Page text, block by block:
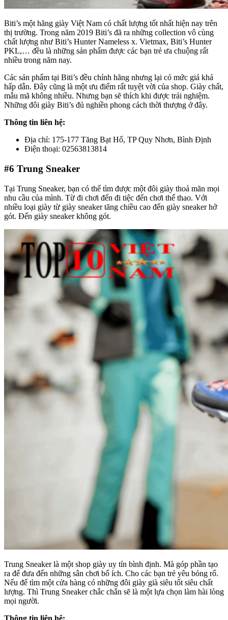
Biti’s một hãng giày Việt Nam có chất lượng tốt nhất hiện nay trên
thị trường. Trong năm 2019 Biti’s đã ra những collection vô cùng
chất lượng như Biti’s Hunter Nameless x. Vietmax, Biti’s Hunter
PKL,… đều là những sản phẩm được các bạn trẻ ưa chuộng rất
nhiều trong năm nay.
Các sản phẩm tại Biti’s đều chính hãng nhưng lại có mức giá khá
hấp dẫn. Đây cũng là một ưu điểm rất tuyệt vời của shop. Giày chất,
mẫu mã không nhiều. Nhưng bạn sẽ thích khi được trải nghiệm.
Những đôi giày Biti’s đủ nghiền phong cách thời thượng ở đây.
Thông tin liên hệ:
Địa chỉ: 175-177 Tăng Bạt Hổ, TP Quy Nhơn, Bình Định
Điện thoại: 02563813814
#6 Trung Sneaker
Tại Trung Sneaker, bạn có thể tìm được một đôi giày thoả mãn mọi
nhu cầu của mình. Từ đi chơi đến đi tiệc đến chơi thể thao. Với
nhiều loại giày từ giày sneaker tăng chiều cao đến giày sneaker hở
gót. Đến giày sneaker không gót.
Trung Sneaker là một shop giày uy tín bình định. Mà góp phần tạo
ra để đưa đến những sân chơi bổ ích. Cho các bạn trẻ yêu bóng rổ.
Nếu để tìm một cửa hàng có những đôi giày già siêu tốt siêu chất
lượng. Thì Trung Sneaker chắc chắn sẽ là một lựa chọn làm hài lòng
mọi người.
Thông tin liên hệ: